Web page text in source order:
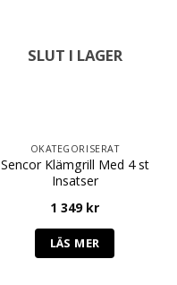
SLUT I LAGER
OKATEGORISERAT
Sencor Klämgrill Med 4 st
Insatser
1 349 kr
LÄS MER